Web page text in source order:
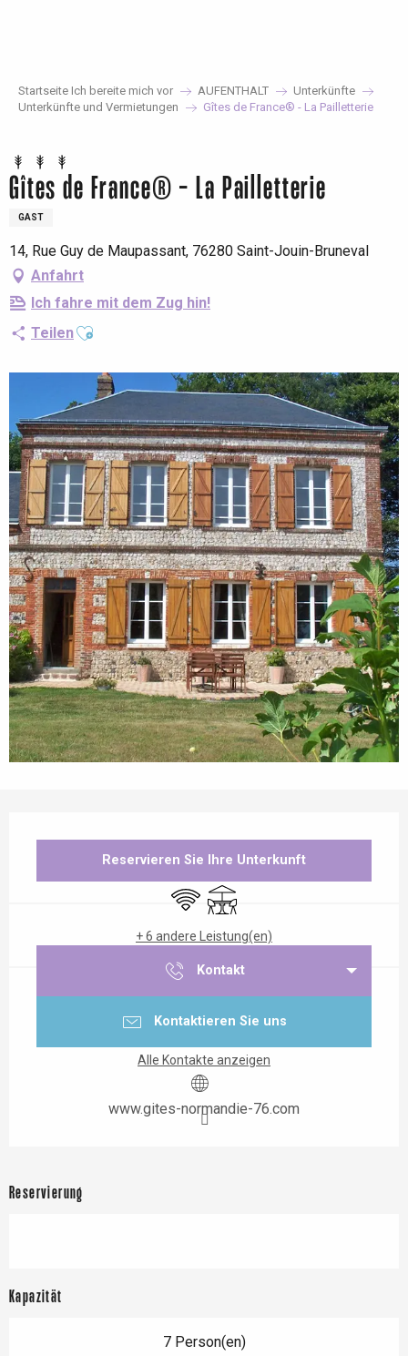
Startseite Ich bereite mich vor AUFENTHALT
Unterkünfte
Unterkünfte und Vermietungen
Gîtes de France® - La Pailletterie
Gîtes de France® - La Pailletterie
GAST
14, Rue Guy de Maupassant, 76280 Saint-Jouin-Bruneval
Anfahrt
Ich fahre mit dem Zug hin!
TeilenAjouter aux favoris
Reservieren Sie Ihre Unterkunft
Wi-Fi Terrasse
+ 6 andere Leistung(en)
Kontakt
Kontaktieren Sie uns
Alle Kontakte anzeigen
www.gites-normandie-76.com
Reservierung
Kapazität
7 Person(en)